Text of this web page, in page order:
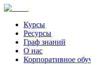
Курсы
Ресурсы
Граф знаний
О нас
Корпоративное